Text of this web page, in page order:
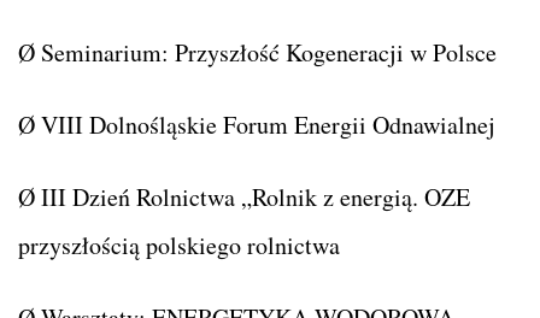
Ø Seminarium: Przyszłość Kogeneracji w Polsce
Ø VIII Dolnośląskie Forum Energii Odnawialnej
Ø III Dzień Rolnictwa „Rolnik z energią. OZE
przyszłością polskiego rolnictwa